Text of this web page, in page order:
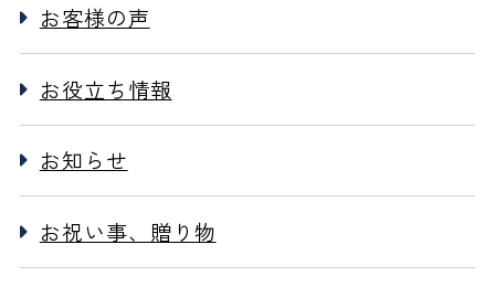
お客様の声
お役立ち情報
お知らせ
お祝い事、贈り物